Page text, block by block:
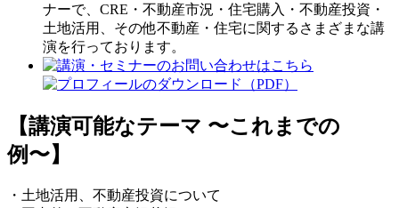
ナーで、CRE・不動産市況・住宅購入・不動産投資・
土地活用、その他不動産・住宅に関するさまざまな講
演を行っております。
【講演可能なテーマ 〜これまでの
例〜】
・土地活用、不動産投資について